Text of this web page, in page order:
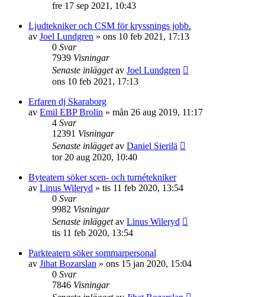
fre 17 sep 2021, 10:43
Ljudtekniker och CSM för kryssnings jobb.
av Joel Lundgren » ons 10 feb 2021, 17:13
0 Svar
7939 Visningar
Senaste inläggetav Joel Lundgren
ons 10 feb 2021, 17:13
Erfaren dj Skaraborg
av Emil EBP Brolin » mån 26 aug 2019, 11:17
4 Svar
12391 Visningar
Senaste inläggetav Daniel Sierilä
tor 20 aug 2020, 10:40
Byteatern söker scen- och turnétekniker
av Linus Wileryd » tis 11 feb 2020, 13:54
0 Svar
9982 Visningar
Senaste inläggetav Linus Wileryd
tis 11 feb 2020, 13:54
Parkteatern söker sommarpersonal
av Jihat Bozarslan » ons 15 jan 2020, 15:04
0 Svar
7846 Visningar